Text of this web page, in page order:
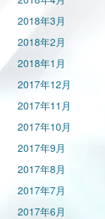
2018年3月
2018年2月
2018年1月
2017年12月
2017年11月
2017年10月
2017年9月
2017年8月
2017年7月
2017年6月